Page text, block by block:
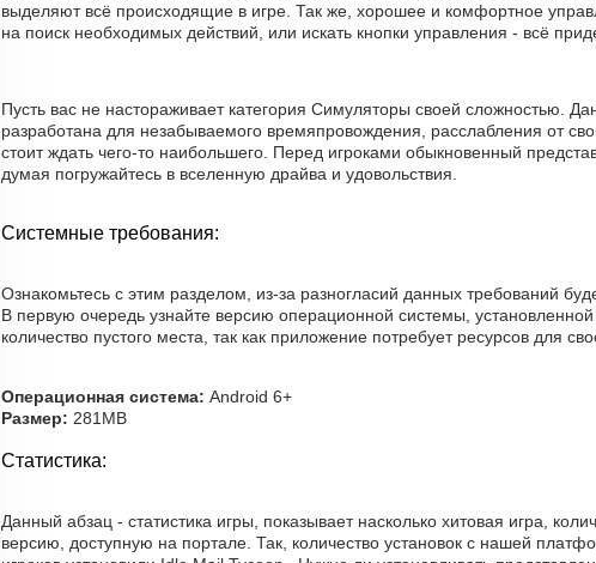
выделяют всё происходящие в игре. Так же, хорошее и комфортное
на поиск необходимых действий, или искать кнопки управления - всё
Пусть вас не настораживает категория Симуляторы своей сложностью.
разработана для незабываемого времяпровождения, расслабления от
стоит ждать чего-то наибольшего. Перед игроками обыкновенный
думая погружайтесь в вселенную драйва и удовольствия.
Системные требования:
Ознакомьтесь с этим разделом, из-за разногласий данных требований
В первую очередь узнайте версию операционной системы,
количество пустого места, так как приложение потребует ресурсов для
Операционная система: Android 6+
Размер: 281MB
Статистика:
Данный абзац - статистика игры, показывает насколько хитовая игра,
версию, доступную на портале. Так, количество установок с нашей